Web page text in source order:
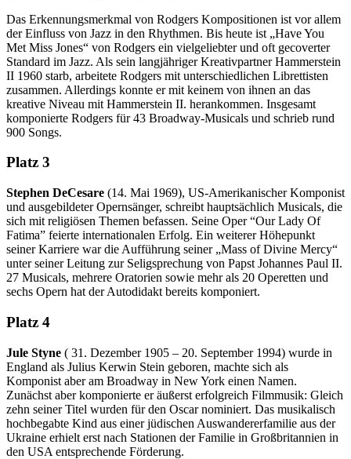
Das Erkennungsmerkmal von Rodgers Kompositionen ist vor allem
der Einfluss von Jazz in den Rhythmen. Bis heute ist „Have You
Met Miss Jones“ von Rodgers ein vielgeliebter und oft gecoverter
Standard im Jazz. Als sein langjähriger Kreativpartner Hammerstein
II 1960 starb, arbeitete Rodgers mit unterschiedlichen Librettisten
zusammen. Allerdings konnte er mit keinem von ihnen an das
kreative Niveau mit Hammerstein II. herankommen. Insgesamt
komponierte Rodgers für 43 Broadway-Musicals und schrieb rund
900 Songs.
Platz 3
Stephen DeCesare (14. Mai 1969), US-Amerikanischer Komponist
und ausgebildeter Opernsänger, schreibt hauptsächlich Musicals, die
sich mit religiösen Themen befassen. Seine Oper “Our Lady Of
Fatima” feierte internationalen Erfolg. Ein weiterer Höhepunkt
seiner Karriere war die Aufführung seiner „Mass of Divine Mercy“
unter seiner Leitung zur Seligsprechung von Papst Johannes Paul II.
27 Musicals, mehrere Oratorien sowie mehr als 20 Operetten und
sechs Opern hat der Autodidakt bereits komponiert.
Platz 4
Jule Styne ( 31. Dezember 1905 – 20. September 1994) wurde in
England als Julius Kerwin Stein geboren, machte sich als
Komponist aber am Broadway in New York einen Namen.
Zunächst aber komponierte er äußerst erfolgreich Filmmusik: Gleich
zehn seiner Titel wurden für den Oscar nominiert. Das musikalisch
hochbegabte Kind aus einer jüdischen Auswandererfamilie aus der
Ukraine erhielt erst nach Stationen der Familie in Großbritannien in
den USA entsprechende Förderung.